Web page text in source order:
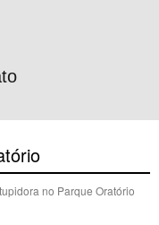
no Parque Oratório